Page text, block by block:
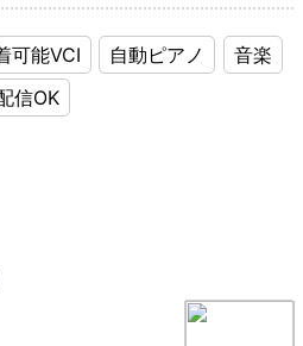
可能VCI 自動ピアノ
音楽
信OK